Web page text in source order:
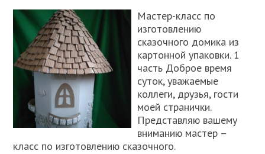
Мастер-класс по
изготовлению
сказочного домика из
картонной упаковки. 1
часть Доброе время
суток, уважаемые
коллеги, друзья, гости
моей странички.
Представляю вашему
вниманию мастер –
класс по изготовлению сказочного.